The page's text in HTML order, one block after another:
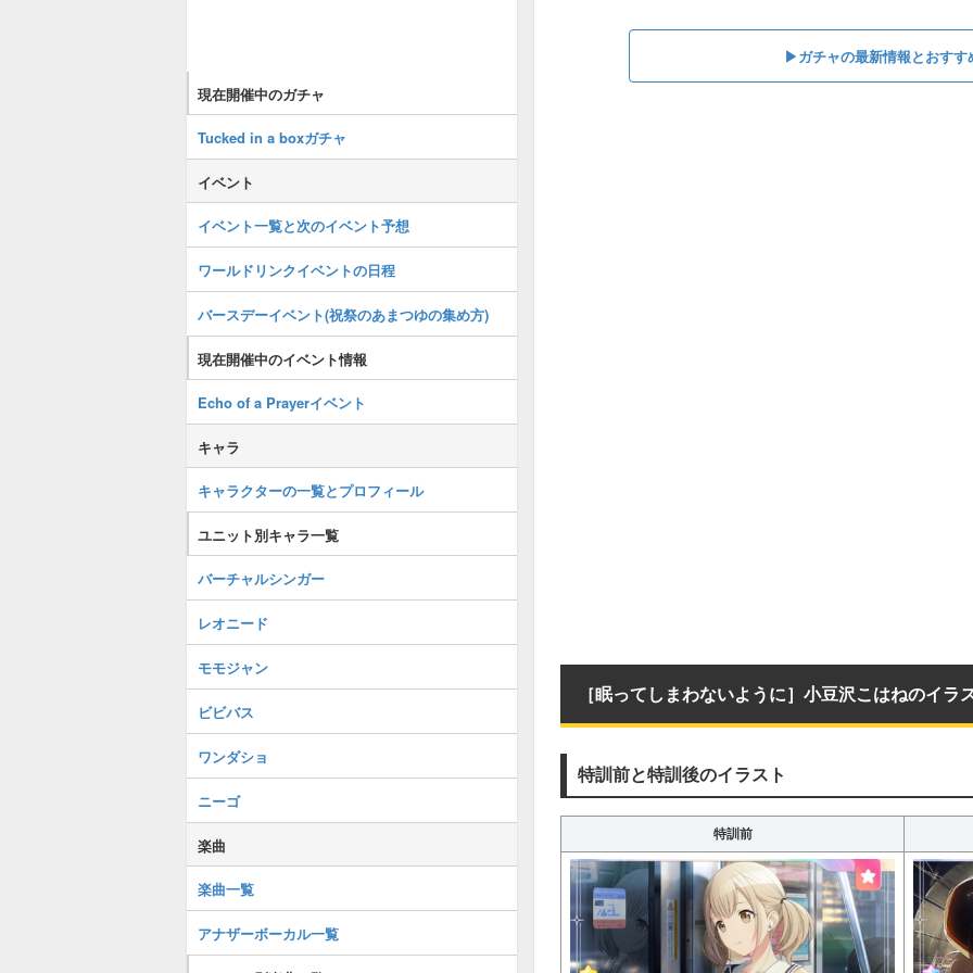
▶︎ガチャの最新情報とおすす
［眠ってしまわないように］小豆沢こはねのイラ
特訓前と特訓後のイラスト
特訓前
現在開催中のガチャ
Tucked in a boxガチャ
イベント
イベント一覧と次のイベント予想
ワールドリンクイベントの日程
バースデーイベント(祝祭のあまつゆの集め方)
現在開催中のイベント情報
Echo of a Prayerイベント
キャラ
キャラクターの一覧とプロフィール
ユニット別キャラ一覧
バーチャルシンガー
レオニード
モモジャン
ビビバス
ワンダショ
ニーゴ
楽曲
楽曲一覧
アナザーボーカル一覧